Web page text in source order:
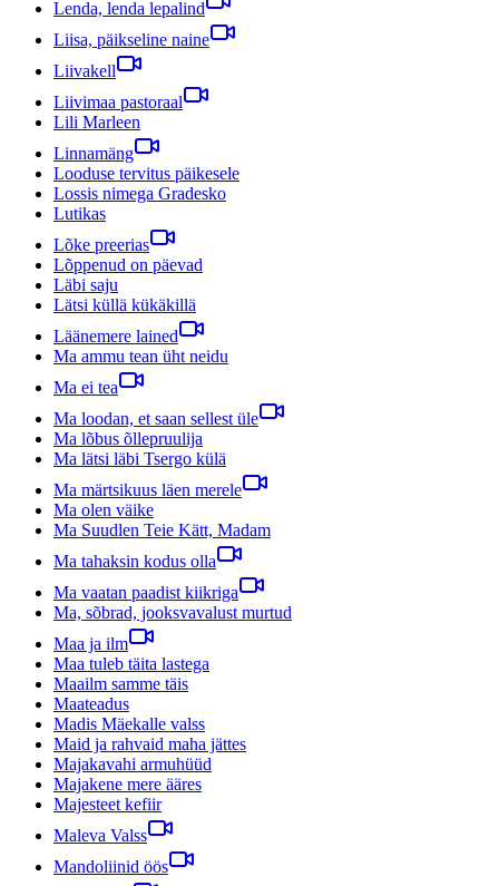
Lenda, lenda lepalind
Liisa, päikseline naine
Liivakell
Liivimaa pastoraal
Lili Marleen
Linnamäng
Looduse tervitus päikesele
Lossis nimega Gradesko
Lutikas
Lõke preerias
Lõppenud on päevad
Läbi saju
Lätsi küllä kükäkillä
Läänemere lained
Ma ammu tean üht neidu
Ma ei tea
Ma loodan, et saan sellest üle
Ma lõbus õllepruulija
Ma lätsi läbi Tsergo külä
Ma märtsikuus läen merele
Ma olen väike
Ma Suudlen Teie Kätt, Madam
Ma tahaksin kodus olla
Ma vaatan paadist kiikriga
Ma, sõbrad, jooksvavalust murtud
Maa ja ilm
Maa tuleb täita lastega
Maailm samme täis
Maateadus
Madis Mäekalle valss
Maid ja rahvaid maha jättes
Majakavahi armuhüüd
Majakene mere ääres
Majesteet kefiir
Maleva Valss
Mandoliinid öös